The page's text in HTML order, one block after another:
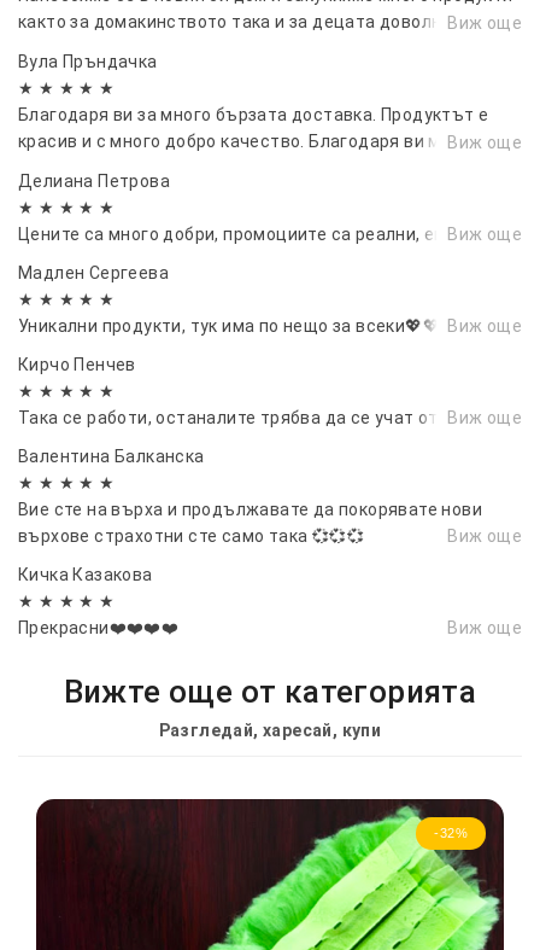
както за домакинството така и за децата доволнаВиж още
Вула Пръндачка
★ ★ ★ ★ ★
Благодаря ви за много бързата доставка. Продуктът е
красив и с много добро качество. Благодаря ви много и ви
Виж още
Делиана Петрова
★ ★ ★ ★ ★
Цените са много добри, промоциите са реални, евала.Виж още
Мадлен Сергеева
★ ★ ★ ★ ★
Уникални продукти, тук има по нещо за всеки💖💖💖💖Виж още
Кирчо Пенчев
★ ★ ★ ★ ★
Така се работи, останалите трябва да се учат от вас.Виж още
Валентина Балканска
★ ★ ★ ★ ★
Вие сте на върха и продължавате да покорявате нови
върхове страхотни сте само така 💞💞💞
Виж още
Кичка Казакова
★ ★ ★ ★ ★
Прекрасни❤️❤️❤️❤️
Виж още
Вижте още от категорията
Разгледай, харесай, купи
-32%